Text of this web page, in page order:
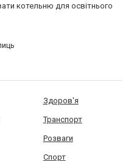
котельню для освітнього
Здоров'я
Транспорт
Розваги
Спорт